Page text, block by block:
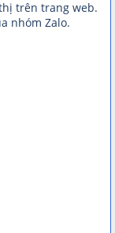
trên trang web.
nhóm Zalo.